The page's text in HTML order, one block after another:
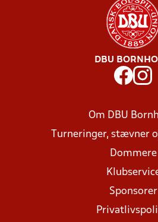
DBU
Om DBU
Turneringer, stævner
Dommere
Sponsorer